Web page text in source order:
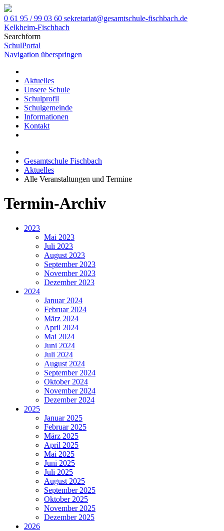
0 61 95 / 99 03 60 sekretariat@gesamtschule-fischbach.de
Kelkheim-Fischbach
Searchform
SchulPortal
Navigation überspringen
Aktuelles
Unsere Schule
Schulprofil
Schulgemeinde
Informationen
Kontakt
Gesamtschule Fischbach
Aktuelles
Alle Veranstaltungen und Termine
Termin-Archiv
2023
Mai 2023
Juli 2023
August 2023
September 2023
November 2023
Dezember 2023
2024
Januar 2024
Februar 2024
März 2024
April 2024
Mai 2024
Juni 2024
Juli 2024
August 2024
September 2024
Oktober 2024
November 2024
Dezember 2024
2025
Januar 2025
Februar 2025
März 2025
April 2025
Mai 2025
Juni 2025
Juli 2025
August 2025
September 2025
Oktober 2025
November 2025
Dezember 2025
2026